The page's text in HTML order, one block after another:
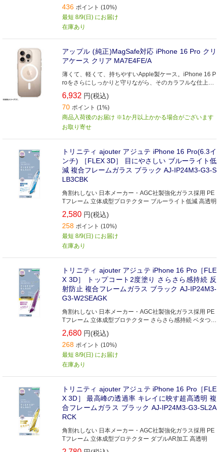
436 ポイント (10%)
最短 8/9(日) にお届け
在庫あり
アップル (純正)MagSafe対応 iPhone 16 Pro クリ
アケース クリア MA7E4FE/A
薄くて、軽くて、持ちやすいApple製ケース。iPhone 16 P
roをさらにしっかりと守りながら、そのカラフルな仕上げ
を楽しみたい方におすすめです。
6,932 円(税込)
70 ポイント (1%)
商品入荷後のお届け ※1か月以上かかる場合がございます
お取り寄せ
トリニティ ajouter アジュテ iPhone 16 Pro(6.3イ
ンチ) ［FLEX 3D］ 目にやさしい ブルーライト低
減 複合フレームガラス ブラック AJ-IP24M3-G3-S
LB3CBK
角割れしない 日本メーカー・AGC社製強化ガラス採用 PE
Tフレーム 立体成型プロテクター ブルーライト低減 高透明
2,580 円(税込)
258 ポイント (10%)
最短 8/9(日) にお届け
在庫あり
トリニティ ajouter アジュテ iPhone 16 Pro［FLE
X 3D］ トップコート2度塗り さらさら感持続 反
射防止 複合フレームガラス ブラック AJ-IP24M3-
G3-W2SEAGK
角割れしない 日本メーカー・AGC社製強化ガラス採用 PE
Tフレーム 立体成型プロテクター さらさら感持続 ベタつか
ない反射防止
2,680 円(税込)
268 ポイント (10%)
最短 8/9(日) にお届け
在庫あり
トリニティ ajouter アジュテ iPhone 16 Pro［FLE
X 3D］ 最高峰の透過率 キレイに映す超高透明 複
合フレームガラス ブラック AJ-IP24M3-G3-SL2A
RCK
角割れしない 日本メーカー・AGC社製強化ガラス採用 PE
Tフレーム 立体成型プロテクター ダブルAR加工 高透明